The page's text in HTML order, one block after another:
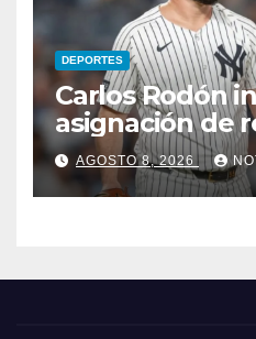
DEPORTES
Carlos Rodón
asignación de
en Triple-A
AGOSTO 8, 2026